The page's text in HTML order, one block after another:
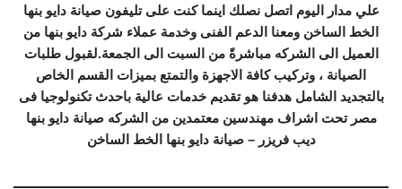
علي مدار اليوم اتصل نصلك اينما كنت على تليفون صيانة دايو بنها
الخط الساخن ومعنا الدعم الفنى وخدمة عملاء شركة دايو بنها من
العميل الى الشركه مباشرةً من السبت الى الجمعة.لقبول طلبات
الصيانة ، وتركيب كافة الاجهزة والتمتع بميزات القسم الخاص
بالتجديد الشامل هدفنا هو تقديم خدمات عالية باحدث تكنولوجيا فى
مصر تحت اشراف مهندسين معتمدين من الشركه صيانة دايو بنها
ديب فريزر – صيانة دايو بنها الخط الساخن